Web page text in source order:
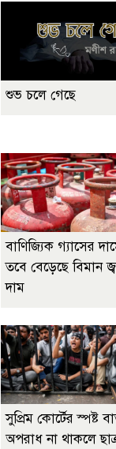
শুভ চলে গেছে
বাণিজ্যিক গ্যাসের
তবে বেড়েছে বিমান
দাম
সুপ্রিম কোর্টের স্পষ্ট
অপরাধ না থাকলে